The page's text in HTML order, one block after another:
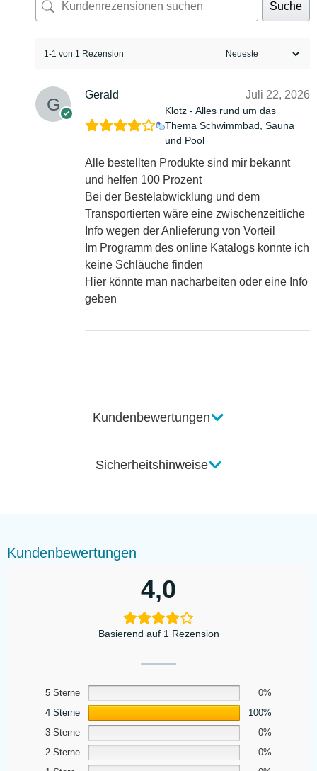
Kundenbewertungen
Sicherheitshinweise
Suche
1-1 von 1 Rezension
Gerald Juli 22, 2026
Klotz - Alles rund um das
Thema Schwimmbad, Sauna
und Pool
Alle bestellten Produkte sind mir bekannt
und helfen 100 Prozent
Bei der Bestelabwicklung und dem
Transportierten wäre eine zwischenzeitliche
Info wegen der Anlieferung von Vorteil
Im Programm des online Katalogs konnte ich
keine Schläuche finden
Hier könnte man nacharbeiten oder eine Info
geben
Kundenbewertungen
4,0
Basierend auf 1 Rezension
5 Sterne
0%
4 Sterne
100%
3 Sterne
0%
2 Sterne
0%